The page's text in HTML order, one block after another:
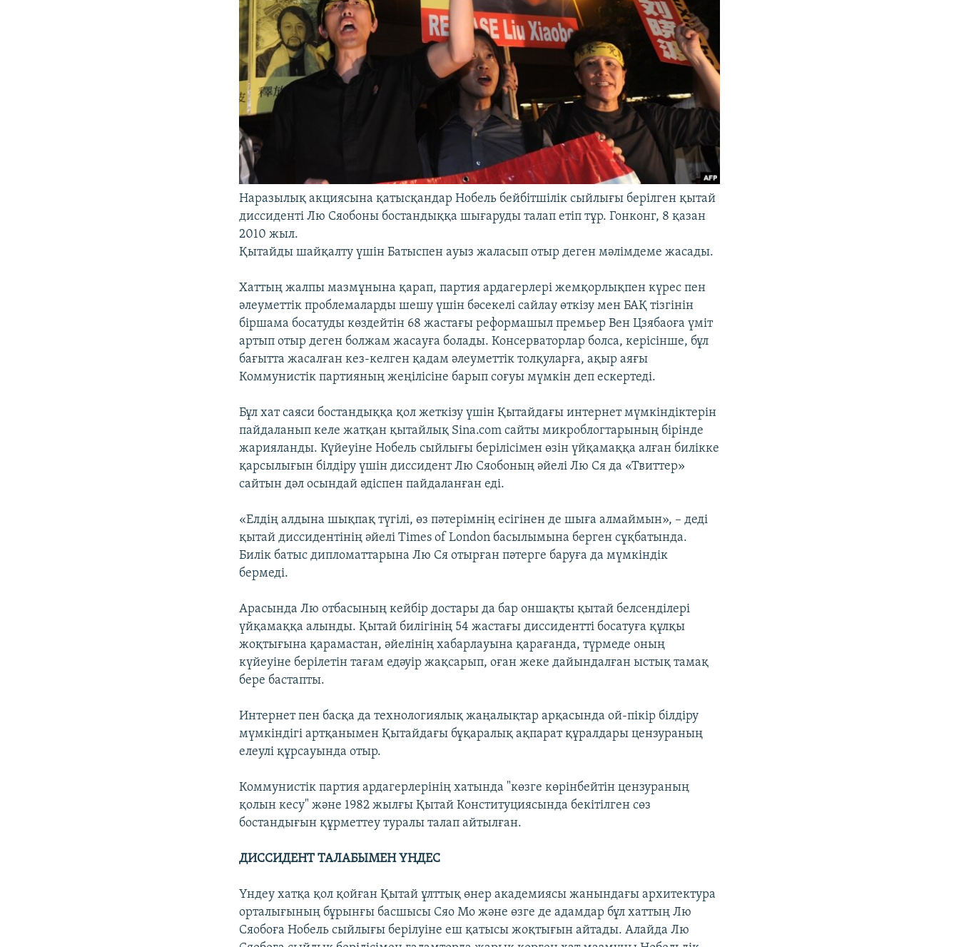
Наразылық акциясына қатысқандар Нобель бейбітшілік сыйлығы берілген қытай
диссиденті Лю Сяобоны бостандыққа шығаруды талап етіп тұр. Гонконг, 8 қазан
2010 жыл.
Қытайды шайқалту үшін Батыспен ауыз жаласып отыр деген мәлімдеме жасады.
Хаттың жалпы мазмұнына қарап, партия ардагерлері жемқорлықпен күрес пен
әлеуметтік проблемаларды шешу үшін бәсекелі сайлау өткізу мен БАҚ тізгінін
біршама босатуды көздейтін 68 жастағы реформашыл премьер Вен Цзябаоға үміт
артып отыр деген болжам жасауға болады. Консерваторлар болса, керісінше, бұл
бағытта жасалған кез-келген қадам әлеуметтік толқуларға, ақыр аяғы
Коммунистік партияның жеңілісіне барып соғуы мүмкін деп ескертеді.
Бұл хат саяси бостандыққа қол жеткізу үшін Қытайдағы интернет мүмкіндіктерін
пайдаланып келе жатқан қытайлық Sina.com сайты микроблогтарының бірінде
жарияланды. Күйеуіне Нобель сыйлығы берілісімен өзін үйқамаққа алған билікке
қарсылығын білдіру үшін диссидент Лю Сяобоның әйелі Лю Ся да «Твиттер»
сайтын дәл осындай әдіспен пайдаланған еді.
«Елдің алдына шықпақ түгілі, өз пәтерімнің есігінен де шыға алмаймын», – деді
қытай диссидентінің әйелі Times of London басылымына берген сұқбатында.
Билік батыс дипломаттарына Лю Ся отырған пәтерге баруға да мүмкіндік
бермеді.
Арасында Лю отбасының кейбір достары да бар оншақты қытай белсенділері
үйқамаққа алынды. Қытай билігінің 54 жастағы диссидентті босатуға құлқы
жоқтығына қарамастан, әйелінің хабарлауына қарағанда, түрмеде оның
күйеуіне берілетін тағам едәуір жақсарып, оған жеке дайындалған ыстық тамақ
бере бастапты.
Интернет пен басқа да технологиялық жаңалықтар арқасында ой-пікір білдіру
мүмкіндігі артқанымен Қытайдағы бұқаралық ақпарат құралдары цензураның
елеулі құрсауында отыр.
Коммунистік партия ардагерлерінің хатында "көзге көрінбейтін цензураның
қолын кесу" және 1982 жылғы Қытай Конституциясында бекітілген сөз
бостандығын құрметтеу туралы талап айтылған.
ДИССИДЕНТ ТАЛАБЫМЕН ҮНДЕС
Үндеу хатқа қол қойған Қытай ұлттық өнер академиясы жанындағы архитектура
орталығының бұрынғы басшысы Сяо Мо және өзге де адамдар бұл хаттың Лю
Сяобоға Нобель сыйлығы берілуіне еш қатысы жоқтығын айтады. Алайда Лю